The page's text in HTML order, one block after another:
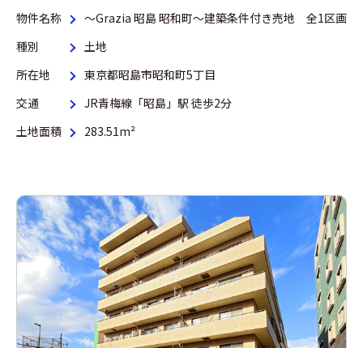
物件名称
～Grazia 昭島 昭和町～建築条件付き売地 全1区画
種別
土地
所在地
東京都昭島市昭和町5丁目
交通
JR青梅線「昭島」駅 徒歩2分
土地面積
283.51m²